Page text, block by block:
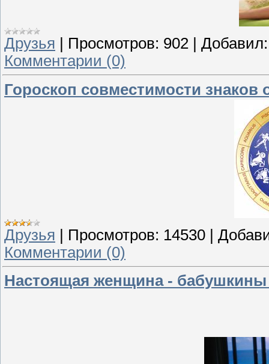
Друзья Просмотров: 902
Добавил:
Комментарии (0)
Гороскоп совместимости
Друзья | Просмотров: 14530 |
Комментарии (0)
Настоящая женщина -